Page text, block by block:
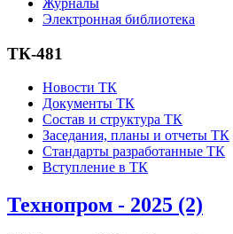
Электронная библиотека
ТК-481
Новости ТК
Документы ТК
Состав и структура ТК
Заседания, планы и отчеты ТК
Стандарты разработанные ТК
Вступление в ТК
Технопром - 2025 (2)